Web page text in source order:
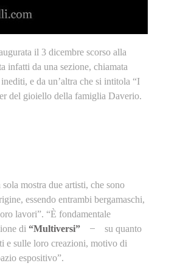
il 3 dicembre scorso alla
infatti da una sezione, chiamata
e da un’altra che si intitola “I
del gioiello della famiglia Daverio.
mostra due artisti, che sono
essendo entrambi bergamaschi,
lavori”. “È fondamentale
di “Multiversi”̶ su quanto
e sulle loro creazioni, motivo di
espositivo”.